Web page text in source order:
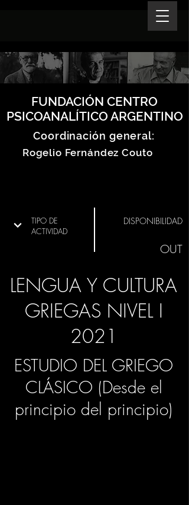
FUNDACIÓN CENTRO
PSICOANALÍTICO ARGENTINO
Coordinación general:
Rogelio Fernández Couto
TIPO DE
ACTIVIDAD
DISPONIBILIDAD
OUT
LENGUA Y CULTURA
GRIEGAS NIVEL I
2021
ESTUDIO DEL GRIEGO
CLÁSICO (Desde el
principio del principio)